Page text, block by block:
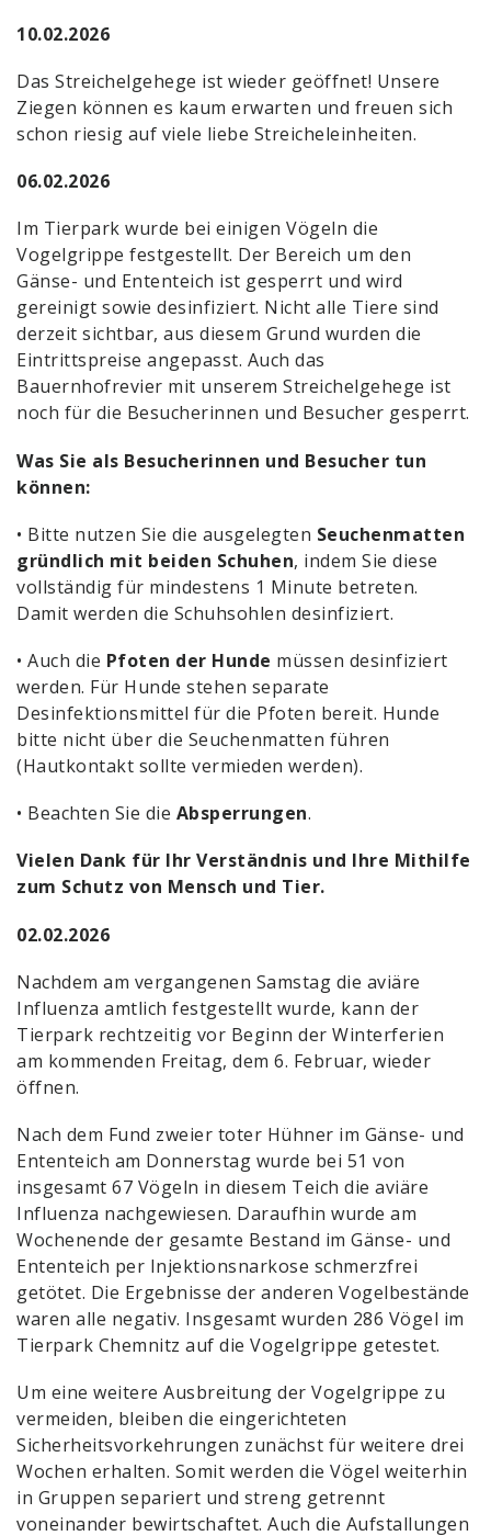
10.02.2026
Das Streichelgehege ist wieder geöffnet! Unsere
Ziegen können es kaum erwarten und freuen sich
schon riesig auf viele liebe Streicheleinheiten.
06.02.2026
Im Tierpark wurde bei einigen Vögeln die
Vogelgrippe festgestellt. Der Bereich um den
Gänse- und Ententeich ist gesperrt und wird
gereinigt sowie desinfiziert. Nicht alle Tiere sind
derzeit sichtbar, aus diesem Grund wurden die
Eintrittspreise angepasst. Auch das
Bauernhofrevier mit unserem Streichelgehege ist
noch für die Besucherinnen und Besucher gesperrt.
Was Sie als Besucherinnen und Besucher tun
können:
• Bitte nutzen Sie die ausgelegten Seuchenmatten
gründlich mit beiden Schuhen, indem Sie diese
vollständig für mindestens 1 Minute betreten.
Damit werden die Schuhsohlen desinfiziert.
• Auch die Pfoten der Hunde müssen desinfiziert
werden. Für Hunde stehen separate
Desinfektionsmittel für die Pfoten bereit. Hunde
bitte nicht über die Seuchenmatten führen
(Hautkontakt sollte vermieden werden).
• Beachten Sie die Absperrungen.
Vielen Dank für Ihr Verständnis und Ihre Mithilfe
zum Schutz von Mensch und Tier.
02.02.2026
Nachdem am vergangenen Samstag die aviäre
Influenza amtlich festgestellt wurde, kann der
Tierpark rechtzeitig vor Beginn der Winterferien
am kommenden Freitag, dem 6. Februar, wieder
öffnen.
Nach dem Fund zweier toter Hühner im Gänse- und
Ententeich am Donnerstag wurde bei 51 von
insgesamt 67 Vögeln in diesem Teich die aviäre
Influenza nachgewiesen. Daraufhin wurde am
Wochenende der gesamte Bestand im Gänse- und
Ententeich per Injektionsnarkose schmerzfrei
getötet. Die Ergebnisse der anderen Vogelbestände
waren alle negativ. Insgesamt wurden 286 Vögel im
Tierpark Chemnitz auf die Vogelgrippe getestet.
Um eine weitere Ausbreitung der Vogelgrippe zu
vermeiden, bleiben die eingerichteten
Sicherheitsvorkehrungen zunächst für weitere drei
Wochen erhalten. Somit werden die Vögel weiterhin
in Gruppen separiert und streng getrennt
voneinander bewirtschaftet. Auch die Aufstallungen